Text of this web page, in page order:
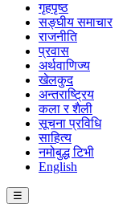
गृहपृष्ठ
सङ्घीय समाचार
राजनीति
प्रवास
अर्थवाणिज्य
खेलकुद
अन्तराष्ट्रिय
कला र शैली
सूचना प्रविधि
साहित्य
नमोबुद्ध टिभी
English
☰